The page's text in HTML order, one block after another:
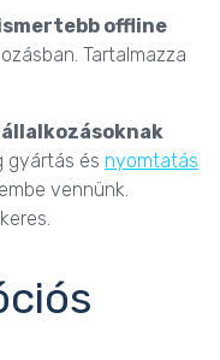
offline
Tartalmazza
gyártás és nyomtatás
vennünk.